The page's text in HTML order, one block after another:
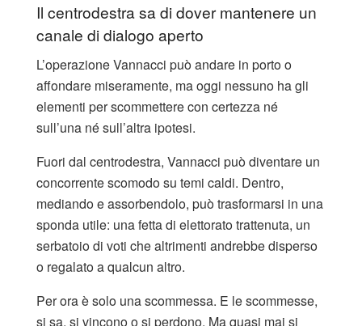
Il centrodestra sa di dover mantenere un
canale di dialogo aperto
L’operazione Vannacci può andare in porto o
affondare miseramente, ma oggi nessuno ha gli
elementi per scommettere con certezza né
sull’una né sull’altra ipotesi.
Fuori dal centrodestra, Vannacci può diventare un
concorrente scomodo su temi caldi. Dentro,
mediando e assorbendolo, può trasformarsi in una
sponda utile: una fetta di elettorato trattenuta, un
serbatoio di voti che altrimenti andrebbe disperso
o regalato a qualcun altro.
Per ora è solo una scommessa. E le scommesse,
si sa, si vincono o si perdono. Ma quasi mai si